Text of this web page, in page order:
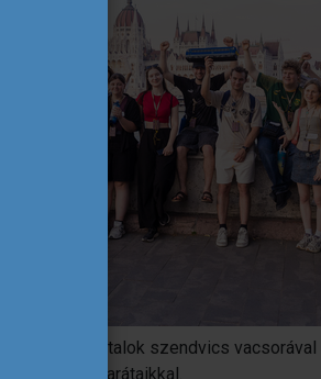
után a fiatalok szendvics
barátaikkal.